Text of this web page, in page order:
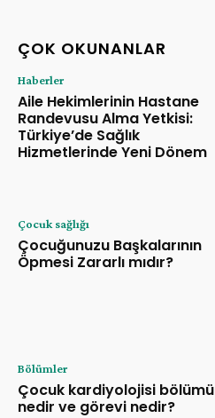
ÇOK OKUNANLAR
Haberler
Aile Hekimlerinin Hastane
Randevusu Alma Yetkisi:
Türkiye’de Sağlık
Hizmetlerinde Yeni Dönem
Çocuk sağlığı
Çocuğunuzu Başkalarının
Öpmesi Zararlı mıdır?
Bölümler
Çocuk kardiyolojisi bölümü
nedir ve görevi nedir?